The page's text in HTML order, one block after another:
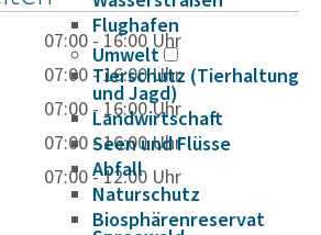
Flughafen
Umwelt
Tierschutz (Tierhaltung
und Jagd)
Landwirtschaft
Seen und Flüsse
Abfall
Naturschutz
Biosphärenreservat
07:00 - 16:00 Uhr
07:00 - 16:00 Uhr
07:00 - 16:00 Uhr
07:00 - 16:00 Uhr
07:00 - 12:00 Uhr